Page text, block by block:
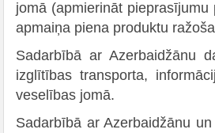
jomā (apmierināt
apmaiņa piena produktu
Sadarbībā ar Azerbaidžānu
izglītības transporta,
veselības jomā.
Sadarbībā ar Azerbaidžānu